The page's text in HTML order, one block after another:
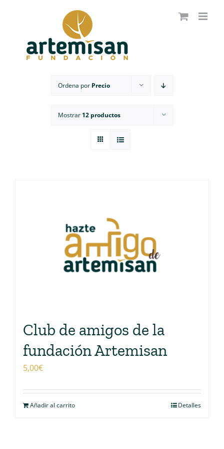
Ordena por Precio
Mostrar 12 productos
Club de amigos de la
fundación Artemisan
5,00€
Añadir al carrito Detalles